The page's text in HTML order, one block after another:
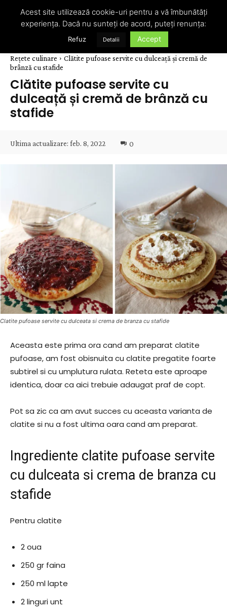
Rețete culinare
Clătite pufoase servite cu dulceață și cremă de
brânză cu stafide
Clătite pufoase servite cu
dulceață și cremă de brânză cu
stafide
Ultima actualizare: feb. 8, 2022 0
Clatite pufoase servite cu dulceata si crema de branza cu stafide
Aceasta este prima ora cand am preparat clatite
pufoase, am fost obisnuita cu clatite pregatite foarte
subtirel si cu umplutura rulata. Reteta este aproape
identica, doar ca aici trebuie adaugat praf de copt.
Pot sa zic ca am avut succes cu aceasta varianta de
clatite si nu a fost ultima oara cand am preparat.
Ingrediente clatite pufoase servite
cu dulceata si crema de branza cu
stafide
Pentru clatite
2 oua
250 gr faina
250 ml lapte
2 linguri unt
Acest site utilizează cookie-uri pentru a vă îmbunătăți
experiența. Dacă nu sunteți de acord, puteți renunța:
Refuz Detalii Accept